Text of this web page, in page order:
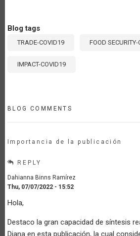
Blog tags
TRADE-COVID19 FOOD
IMPACT-COVID19
BLOG COMMENTS
Importancia de la publicación
REPLY
Dahianna Binns Ramírez
Thu, 07/07/2022 - 15:52
Hola,
Destaco la gran capacidad de síntesis
Diana en esta publicación, la cual